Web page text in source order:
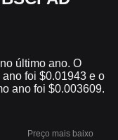
último ano. O
foi $0.01943 e o
ano foi $0.003609.
Preço mais baixo